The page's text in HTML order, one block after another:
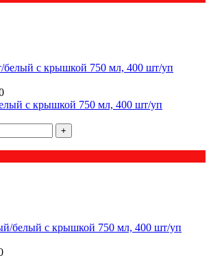
с крышкой 750 мл, 400 шт/уп
+